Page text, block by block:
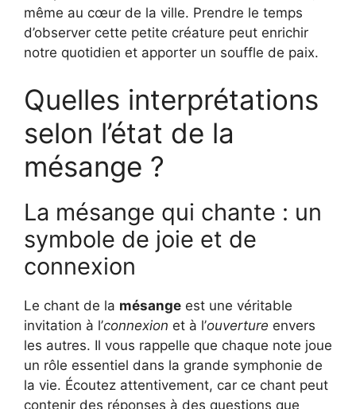
même au cœur de la ville. Prendre le temps
d’observer cette petite créature peut enrichir
notre quotidien et apporter un souffle de paix.
Quelles interprétations
selon l’état de la
mésange ?
La mésange qui chante : un
symbole de joie et de
connexion
Le chant de la mésange est une véritable
invitation à l’connexion et à l’ouverture envers
les autres. Il vous rappelle que chaque note joue
un rôle essentiel dans la grande symphonie de
la vie. Écoutez attentivement, car ce chant peut
contenir des réponses à des questions que